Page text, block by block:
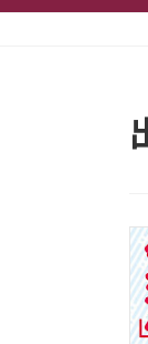
ッ
移